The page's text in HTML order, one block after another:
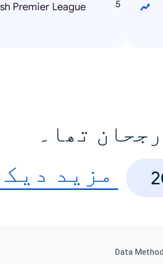
Premier League
تھا۔
مزید
Data